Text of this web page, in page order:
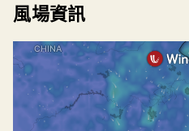
風場資訊